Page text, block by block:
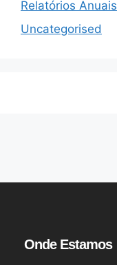
Relatórios Anuais
Uncategorised
Onde Estamos